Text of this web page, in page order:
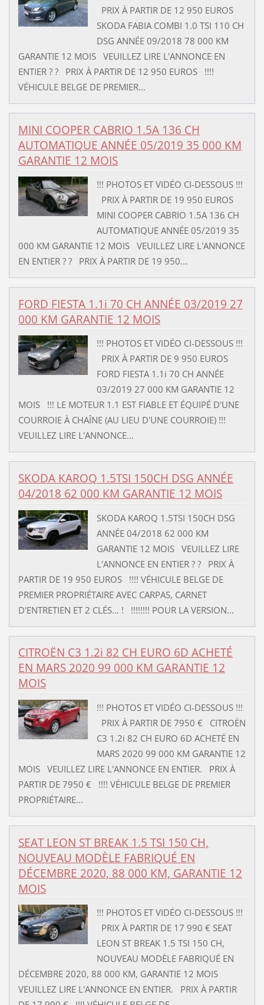
PRIX À PARTIR DE 12 950 EUROS
SKODA FABIA COMBI 1.0 TSI 110 CH
DSG ANNÉE 09/2018 78 000 KM
GARANTIE 12 MOIS VEUILLEZ LIRE L'ANNONCE EN
ENTIER ? ? PRIX À PARTIR DE 12 950 EUROS !!!!
VÉHICULE BELGE DE PREMIER...
MINI COOPER CABRIO 1.5A 136 CH
AUTOMATIQUE ANNÉE 05/2019 35 000 KM
GARANTIE 12 MOIS
!!! PHOTOS ET VIDÉO CI-DESSOUS !!!
PRIX À PARTIR DE 19 950 EUROS
MINI COOPER CABRIO 1.5A 136 CH
AUTOMATIQUE ANNÉE 05/2019 35
000 KM GARANTIE 12 MOIS VEUILLEZ LIRE L'ANNONCE
EN ENTIER ? ? PRIX À PARTIR DE 19 950...
FORD FIESTA 1.1i 70 CH ANNÉE 03/2019 27
000 KM GARANTIE 12 MOIS
!!! PHOTOS ET VIDÉO CI-DESSOUS !!!
PRIX À PARTIR DE 9 950 EUROS
FORD FIESTA 1.1i 70 CH ANNÉE
03/2019 27 000 KM GARANTIE 12
MOIS !!! LE MOTEUR 1.1 EST FIABLE ET ÉQUIPÉ D'UNE
COURROIE À CHAÎNE (AU LIEU D'UNE COURROIE) !!!
VEUILLEZ LIRE L'ANNONCE...
SKODA KAROQ 1.5TSI 150CH DSG ANNÉE
04/2018 62 000 KM GARANTIE 12 MOIS
SKODA KAROQ 1.5TSI 150CH DSG
ANNÉE 04/2018 62 000 KM
GARANTIE 12 MOIS VEUILLEZ LIRE
L'ANNONCE EN ENTIER ? ? PRIX À
PARTIR DE 19 950 EUROS !!!! VÉHICULE BELGE DE
PREMIER PROPRIÉTAIRE AVEC CARPAS, CARNET
D'ENTRETIEN ET 2 CLÉS... ! !!!!!!!! POUR LA VERSION...
CITROËN C3 1.2i 82 CH EURO 6D ACHETÉ
EN MARS 2020 99 000 KM GARANTIE 12
MOIS
!!! PHOTOS ET VIDÉO CI-DESSOUS !!!
PRIX À PARTIR DE 7950 € CITROËN
C3 1.2i 82 CH EURO 6D ACHETÉ EN
MARS 2020 99 000 KM GARANTIE 12
MOIS VEUILLEZ LIRE L'ANNONCE EN ENTIER. PRIX À
PARTIR DE 7950 € !!!! VÉHICULE BELGE DE PREMIER
PROPRIÉTAIRE...
SEAT LEON ST BREAK 1.5 TSI 150 CH,
NOUVEAU MODÈLE FABRIQUÉ EN
DÉCEMBRE 2020, 88 000 KM, GARANTIE 12
MOIS
!!! PHOTOS ET VIDÉO CI-DESSOUS !!!
PRIX À PARTIR DE 17 990 € SEAT
LEON ST BREAK 1.5 TSI 150 CH,
NOUVEAU MODÈLE FABRIQUÉ EN
DÉCEMBRE 2020, 88 000 KM, GARANTIE 12 MOIS
VEUILLEZ LIRE L'ANNONCE EN ENTIER. PRIX À PARTIR